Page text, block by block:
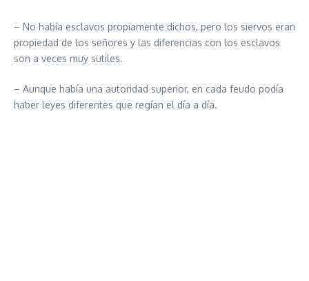
– No había esclavos propiamente dichos, pero los siervos eran
propiedad de los señores y las diferencias con los esclavos
son a veces muy sutiles.
– Aunque había una autoridad superior, en cada feudo podía
haber leyes diferentes que regían el día a día.